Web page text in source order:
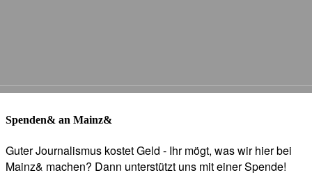
Spenden& an Mainz&
Guter Journalismus kostet Geld - Ihr mögt, was wir hier bei
Mainz& machen? Dann unterstützt uns mit einer Spende!